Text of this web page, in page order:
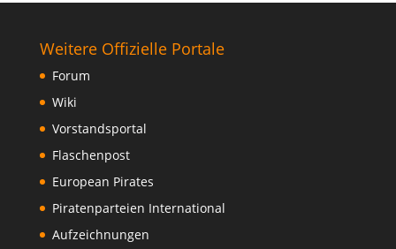
Weitere Offizielle Portale
Forum
Wiki
Vorstandsportal
Flaschenpost
European Pirates
Piratenparteien International
Aufzeichnungen